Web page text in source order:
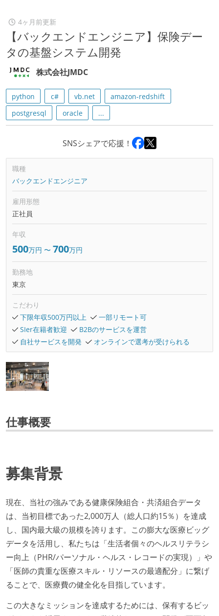
4ヶ月前更新
【バックエンドエンジニア】保険デー
タの基盤システム開発
株式会社JMDC
python c# vb.net
amazon-redshift
postgresql
oracle ...
SNSシェアで応援！
職種
バックエンドエンジニア
雇用形態
正社員
年収
500万円 〜 700万円
勤務地
東京
こだわり
下限年収500万円以上
一部リモート可
SIer在籍者歓迎
B2Bのサービスを運営
自社サービスを開発
オンラインで選考が受けられる
仕事概要
募集背景
現在、当社の強みである健康保険組合・共済組合データ
は、当初目標であった2,000万人（総人口約15％）を達成
し、国内最大級の規模を誇ります。この膨大な医療ビッグ
データを活用し、私たちは「生活者個々のヘルスリテラシ
ー向上（PHR/パーソナル・ヘルス・レコードの実現）」や
「医師の貴重な医療スキル・リソースの最適配分」に繋げ
ることで、医療費の健全化を目指しています。
この大きなミッションを達成するためには、保有するビッ